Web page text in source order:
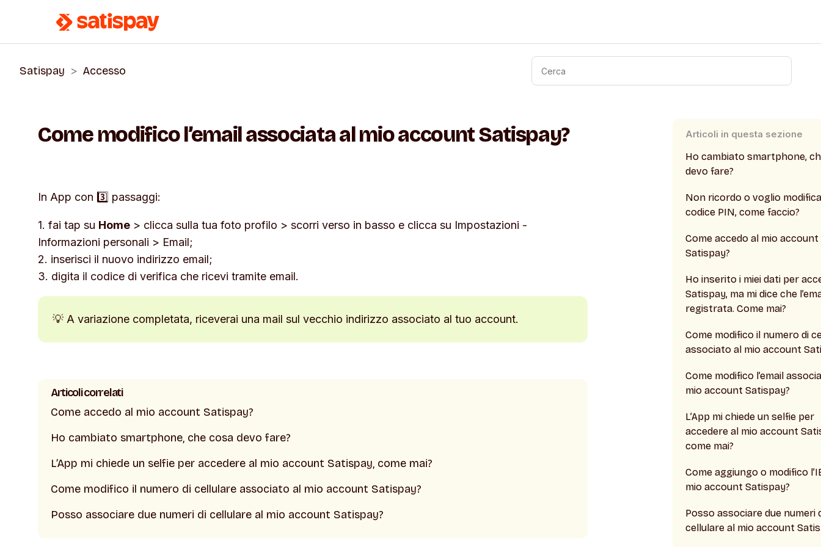
Satispay Accesso
Come modifico l’email associata al mio account Satispay?
In App con 3️⃣ passaggi:
1. fai tap su Home > clicca sulla tua foto profilo > scorri verso in basso e clicca su Impostazioni -
Informazioni personali > Email;
2. inserisci il nuovo indirizzo email;
3. digita il codice di verifica che ricevi tramite email.
💡 A variazione completata, riceverai una mail sul vecchio indirizzo associato al tuo account.
Articoli correlati
Come accedo al mio account Satispay?
Ho cambiato smartphone, che cosa devo fare?
L’App mi chiede un selfie per accedere al mio account Satispay, come mai?
Come modifico il numero di cellulare associato al mio account Satispay?
Posso associare due numeri di cellulare al mio account Satispay?
Articoli in questa sezione
Ho cambiato smartphone,
devo fare?
Non ricordo o voglio
codice PIN, come faccio?
Come accedo al mio account
Satispay?
Ho inserito i miei dati per
Satispay, ma mi dice che
registrata. Come mai?
Come modifico il numero di
associato al mio account
Come modifico l’email
mio account Satispay?
L’App mi chiede un selfie per
accedere al mio account
come mai?
Come aggiungo o modifico
mio account Satispay?
Posso associare due numeri
cellulare al mio account